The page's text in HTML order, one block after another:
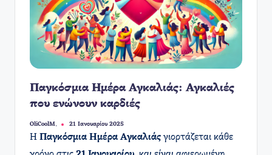
Παγκόσμια Ημέρα Αγκαλιάς: Αγκαλιές
που ενώνουν καρδιές
Συγγραφέας:
OliCoolM. 21 Ιανουαρίου 2025
Η Παγκόσμια Ημέρα Αγκαλιάς γιορτάζεται κάθε